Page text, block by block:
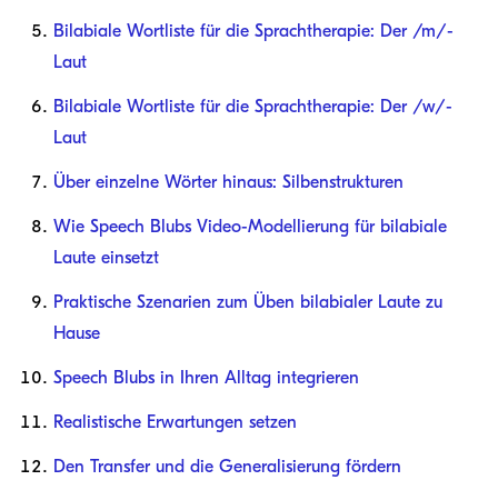
Bilabiale Wortliste für die Sprachtherapie: Der /m/-
Laut
Bilabiale Wortliste für die Sprachtherapie: Der /w/-
Laut
Über einzelne Wörter hinaus: Silbenstrukturen
Wie Speech Blubs Video-Modellierung für bilabiale
Laute einsetzt
Praktische Szenarien zum Üben bilabialer Laute zu
Hause
Speech Blubs in Ihren Alltag integrieren
Realistische Erwartungen setzen
Den Transfer und die Generalisierung fördern